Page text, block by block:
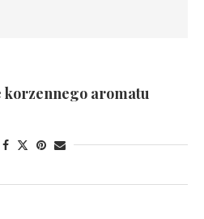
korzennego aromatu